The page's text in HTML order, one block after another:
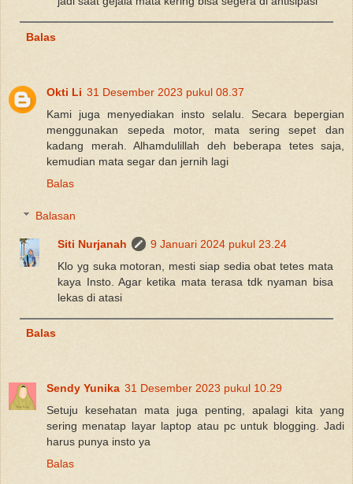
Balas
Okti Li 31 Desember 2023 pukul 08.37
Kami juga menyediakan insto selalu. Secara bepergian
menggunakan sepeda motor, mata sering sepet dan
kadang merah. Alhamdulillah deh beberapa tetes saja,
kemudian mata segar dan jernih lagi
Balas
Balasan
Siti Nurjanah
9 Januari 2024 pukul 23.24
Klo yg suka motoran, mesti siap sedia obat tetes mata
kaya Insto. Agar ketika mata terasa tdk nyaman bisa
lekas di atasi
Balas
Sendy Yunika 31 Desember 2023 pukul 10.29
Setuju kesehatan mata juga penting, apalagi kita yang
sering menatap layar laptop atau pc untuk blogging. Jadi
harus punya insto ya
Balas